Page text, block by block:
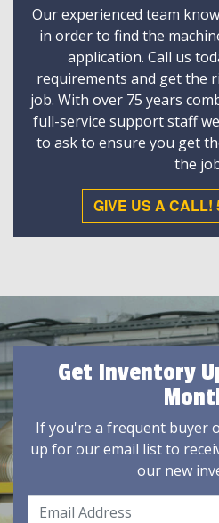
Our experienced team
in order to find the
application. Call us
requirements and get the
job. With over 75 years
full-service support staff
to ask to ensure you get
the
GIVE US A CALL!
Get Inventory
If you're a frequent buyer
up for our email list to
our new